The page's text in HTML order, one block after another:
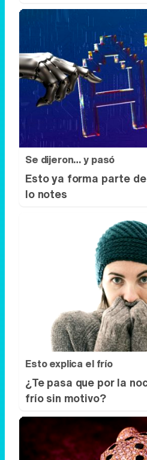
Se dijeron… y pasó
Esto ya forma parte
lo notes
Esto explica el frío
¿Te pasa que por la
frío sin motivo?